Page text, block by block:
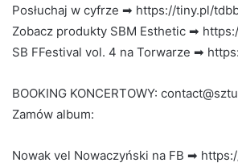
Posłuchaj w cyfrze ➡ https://tiny.pl/
Zobacz produkty SBM Esthetic ➡
SB FFestival vol. 4 na Torwarze ➡
BOOKING KONCERTOWY:
Zamów album:
Nowak vel Nowaczyński na FB ➡